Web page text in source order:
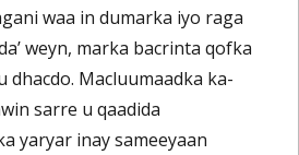
waa in dumarka iyo raga
weyn, marka bacrinta qofka
dhacdo. Macluumaadka ka-
sarre u qaadida
yaryar inay sameeyaan